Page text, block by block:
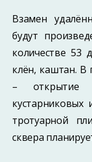
Взамен
будут
количестве 53
клён, каштан. В
– открытие
кустарниковых
тротуарной
сквера